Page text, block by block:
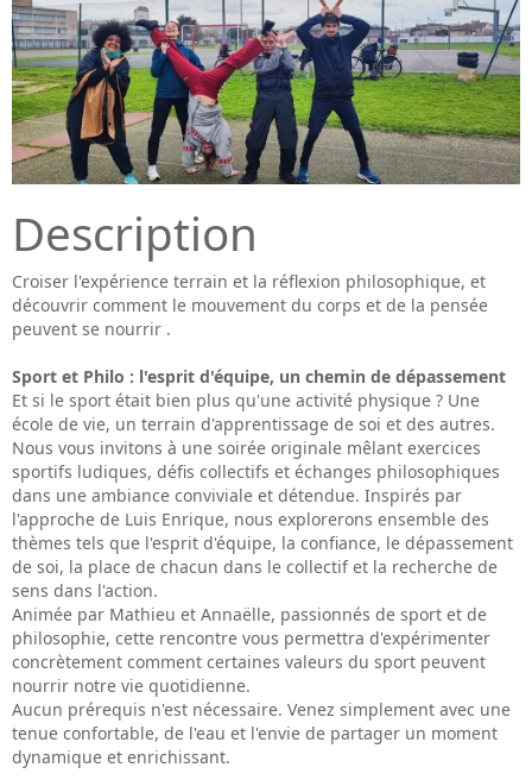
Description
Croiser l'expérience terrain et la réflexion philosophique, et
découvrir comment le mouvement du corps et de la pensée
peuvent se nourrir .
Sport et Philo : l'esprit d'équipe, un chemin de dépassement
Et si le sport était bien plus qu'une activité physique ? Une
école de vie, un terrain d'apprentissage de soi et des autres.
Nous vous invitons à une soirée originale mêlant exercices
sportifs ludiques, défis collectifs et échanges philosophiques
dans une ambiance conviviale et détendue. Inspirés par
l'approche de Luis Enrique, nous explorerons ensemble des
thèmes tels que l'esprit d'équipe, la confiance, le dépassement
de soi, la place de chacun dans le collectif et la recherche de
sens dans l'action.
Animée par Mathieu et Annaëlle, passionnés de sport et de
philosophie, cette rencontre vous permettra d'expérimenter
concrètement comment certaines valeurs du sport peuvent
nourrir notre vie quotidienne.
Aucun prérequis n'est nécessaire. Venez simplement avec une
tenue confortable, de l'eau et l'envie de partager un moment
dynamique et enrichissant.